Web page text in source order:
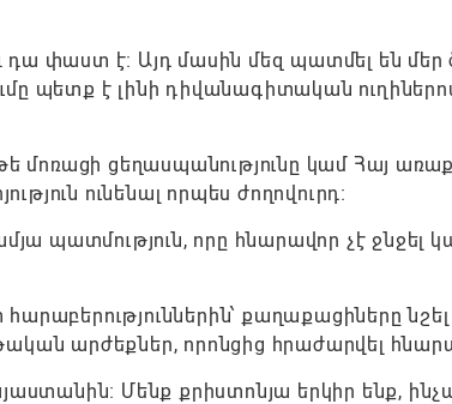
և դա փաստ է։ Այդ մասին մեզ պատմել են
պետք է լինի դիվանագիտական ուղիներով
մոռացի ցեղասպանությունը կամ Հայ
ունենալ որպես ժողովուրդ։
պատմություն, որը հնարավոր չէ ջնջել
քաղաքացիները նշել
արժեքներ, որոնցից հրաժարվել
Մենք քրիստոնյա երկիր ենք,